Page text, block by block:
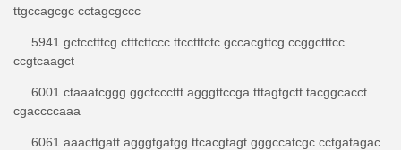
ttgccagcgc cctagcgccc
5941 gctcctttcg ctttcttccc ttcctttctc gccacgttcg ccggctttcc
ccgtcaagct
6001 ctaaatcggg ggctcccttt agggttccga tttagtgctt tacggcacct
cgaccccaaa
6061 aaacttgatt agggtgatgg ttcacgtagt gggccatcgc cctgatagac